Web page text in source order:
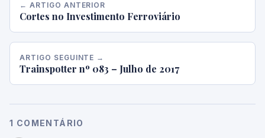
← ARTIGO ANTERIOR
Cortes no Investimento Ferroviário
ARTIGO SEGUINTE →
Trainspotter nº 083 – Julho de 2017
1 COMENTÁRIO